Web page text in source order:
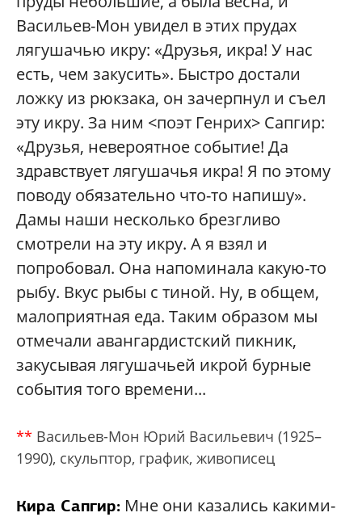
Васильев-Мон увидел в этих прудах
лягушачью икру: «Друзья, икра! У нас
есть, чем закусить». Быстро достали
ложку из рюкзака, он зачерпнул и съел
эту икру. За ним <поэт Генрих> Сапгир:
«Друзья, невероятное событие! Да
здравствует лягушачья икра! Я по этому
поводу обязательно что-то напишу».
Дамы наши несколько брезгливо
смотрели на эту икру. А я взял и
попробовал. Она напоминала какую-то
рыбу. Вкус рыбы с тиной. Ну, в общем,
малоприятная еда. Таким образом мы
отмечали авангардистский пикник,
закусывая лягушачьей икрой бурные
события того времени...
** Васильев-Мон Юрий Васильевич (1925–
1990), скульптор, график, живописец
Кира Сапгир: Мне они казались какими-